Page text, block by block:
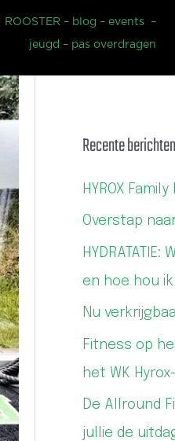
ROOSTER– blog – events –
jeugd – pas overdragen
Recente berichten
HYROX
Overstap
en hoe hou
Nu
Fitness op
het WK
De Allround
jullie de